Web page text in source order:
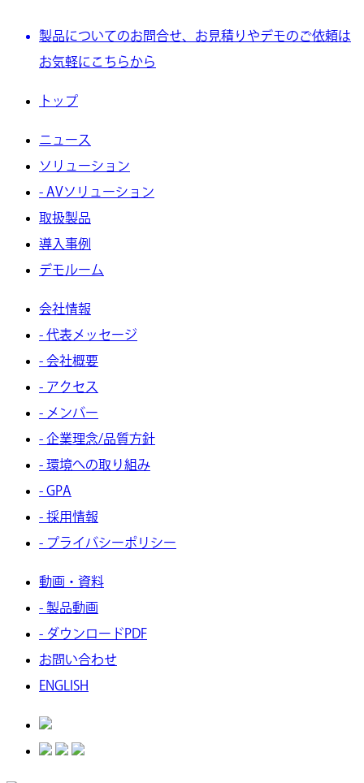
製品についてのお問合せ、お見積りやデモのご依頼は
お気軽にこちらから
トップ
ニュース
ソリューション
- AVソリューション
取扱製品
導入事例
デモルーム
会社情報
- 代表メッセージ
- 会社概要
- アクセス
- メンバー
- 企業理念/品質方針
- 環境への取り組み
- GPA
- 採用情報
- プライバシーポリシー
動画・資料
- 製品動画
- ダウンロードPDF
お問い合わせ
ENGLISH